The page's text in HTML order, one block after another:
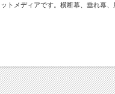
メディアです。横断幕、垂れ幕